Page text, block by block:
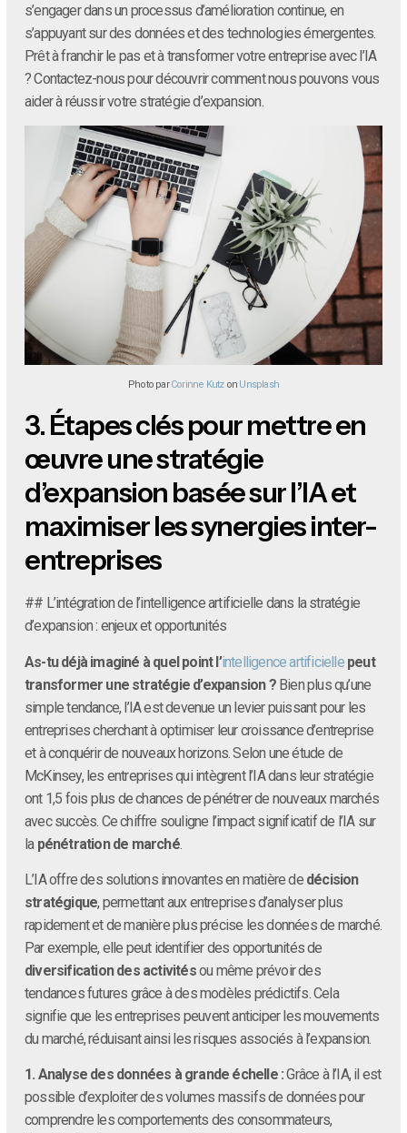
s’engager dans un processus d’amélioration continue, en
s’appuyant sur des données et des technologies émergentes.
Prêt à franchir le pas et à transformer votre entreprise avec l’IA
? Contactez-nous pour découvrir comment nous pouvons vous
aider à réussir votre stratégie d’expansion.
Photo parCorinne Kutzon Unsplash
3.Étapes clés pour mettre en
œuvre une stratégie
d’expansion basée sur l’IA et
maximiser les synergies inter-
entreprises
## L’intégration de l’intelligence artificielle dans la stratégie
d’expansion : enjeux et opportunités
As-tu déjà imaginé à quel point l’intelligence artificiellepeut
transformer une stratégie d’expansion ?Bien plus qu’une
simple tendance, l’IA est devenue un levier puissant pour les
entreprises cherchant à optimiser leur croissance d’entreprise
et à conquérir de nouveaux horizons. Selon une étude de
McKinsey, les entreprises qui intègrent l’IA dans leur stratégie
ont 1,5 fois plus de chances de pénétrer de nouveaux marchés
avec succès. Ce chiffre souligne l’impact significatif de l’IA sur
la pénétration de marché.
L’IA offre des solutions innovantes en matière de décision
stratégique, permettant aux entreprises d’analyser plus
rapidement et de manière plus précise les données de marché.
Par exemple, elle peut identifier des opportunités de
diversification des activitésou même prévoir des
tendances futures grâce à des modèles prédictifs. Cela
signifie que les entreprises peuvent anticiper les mouvements
du marché, réduisant ainsi les risques associés à l’expansion.
1. Analyse des données à grande échelle :Grâce à l’IA, il est
possible d’exploiter des volumes massifs de données pour
comprendre les comportements des consommateurs,